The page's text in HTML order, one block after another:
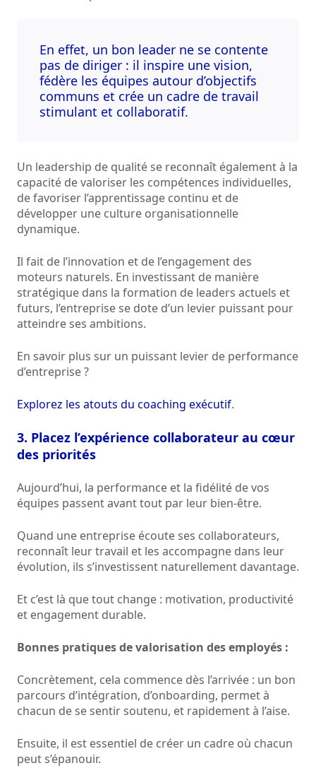
En effet, un bon leader ne se contente
pas de diriger : il inspire une vision,
fédère les équipes autour d’objectifs
communs et crée un cadre de travail
stimulant et collaboratif.
Un leadership de qualité se reconnaît également à la
capacité de valoriser les compétences individuelles,
de favoriser l’apprentissage continu et de
développer une culture organisationnelle
dynamique.
Il fait de l’innovation et de l’engagement des
moteurs naturels. En investissant de manière
stratégique dans la formation de leaders actuels et
futurs, l’entreprise se dote d’un levier puissant pour
atteindre ses ambitions.
En savoir plus sur un puissant levier de performance
d’entreprise ?
Explorez les atouts du coaching exécutif.
3. Placez l’expérience collaborateur au cœur
des priorités
Aujourd’hui, la performance et la fidélité de vos
équipes passent avant tout par leur bien-être.
Quand une entreprise écoute ses collaborateurs,
reconnaît leur travail et les accompagne dans leur
évolution, ils s’investissent naturellement davantage.
Et c’est là que tout change : motivation, productivité
et engagement durable.
Bonnes pratiques de valorisation des employés :
Concrètement, cela commence dès l’arrivée : un bon
parcours d’intégration, d’onboarding, permet à
chacun de se sentir soutenu, et rapidement à l’aise.
Ensuite, il est essentiel de créer un cadre où chacun
peut s’épanouir.